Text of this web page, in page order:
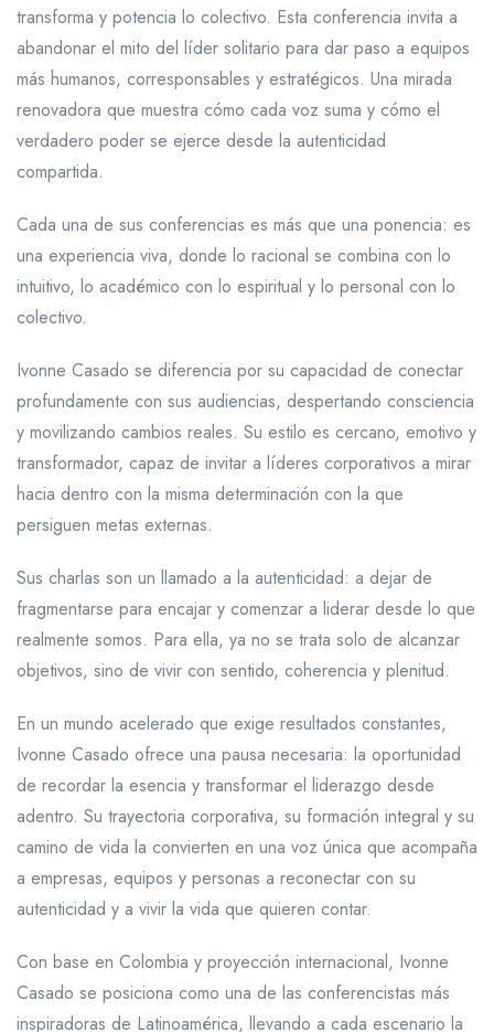
transforma y potencia lo colectivo. Esta conferencia invita a
abandonar el mito del líder solitario para dar paso a equipos
más humanos, corresponsables y estratégicos. Una mirada
renovadora que muestra cómo cada voz suma y cómo el
verdadero poder se ejerce desde la autenticidad
compartida.
Cada una de sus conferencias es más que una ponencia: es
una experiencia viva, donde lo racional se combina con lo
intuitivo, lo académico con lo espiritual y lo personal con lo
colectivo.
Ivonne Casado se diferencia por su capacidad de conectar
profundamente con sus audiencias, despertando consciencia
y movilizando cambios reales. Su estilo es cercano, emotivo y
transformador, capaz de invitar a líderes corporativos a mirar
hacia dentro con la misma determinación con la que
persiguen metas externas.
Sus charlas son un llamado a la autenticidad: a dejar de
fragmentarse para encajar y comenzar a liderar desde lo que
realmente somos. Para ella, ya no se trata solo de alcanzar
objetivos, sino de vivir con sentido, coherencia y plenitud.
En un mundo acelerado que exige resultados constantes,
Ivonne Casado ofrece una pausa necesaria: la oportunidad
de recordar la esencia y transformar el liderazgo desde
adentro. Su trayectoria corporativa, su formación integral y su
camino de vida la convierten en una voz única que acompaña
a empresas, equipos y personas a reconectar con su
autenticidad y a vivir la vida que quieren contar.
Con base en Colombia y proyección internacional, Ivonne
Casado se posiciona como una de las conferencistas más
inspiradoras de Latinoamérica, llevando a cada escenario la